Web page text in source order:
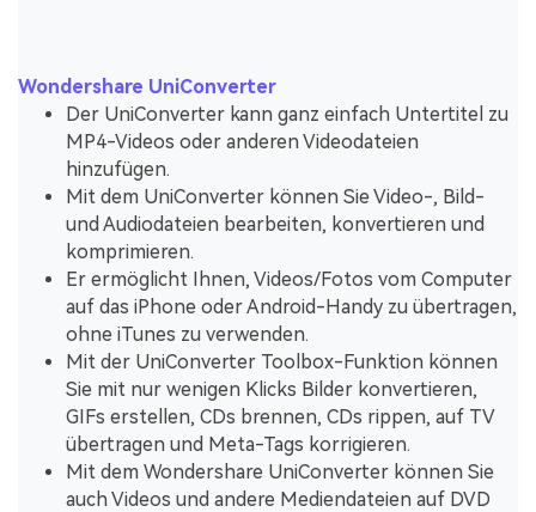
Wondershare UniConverter
Der UniConverter kann ganz einfach Untertitel zu
MP4-Videos oder anderen Videodateien
hinzufügen.
Mit dem UniConverter können Sie Video-, Bild-
und Audiodateien bearbeiten, konvertieren und
komprimieren.
Er ermöglicht Ihnen, Videos/Fotos vom Computer
auf das iPhone oder Android-Handy zu übertragen,
ohne iTunes zu verwenden.
Mit der UniConverter Toolbox-Funktion können
Sie mit nur wenigen Klicks Bilder konvertieren,
GIFs erstellen, CDs brennen, CDs rippen, auf TV
übertragen und Meta-Tags korrigieren.
Mit dem Wondershare UniConverter können Sie
auch Videos und andere Mediendateien auf DVD